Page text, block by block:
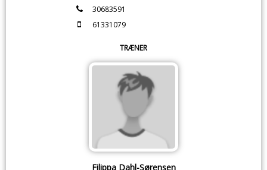
30683591
61331079
TRÆNER
Filippa Dahl-Sørensen